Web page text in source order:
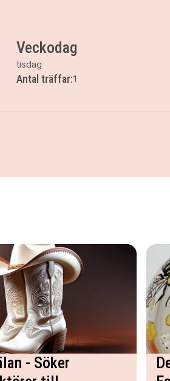
Veckodag
tisdag
Antal träffar:1
- Söker